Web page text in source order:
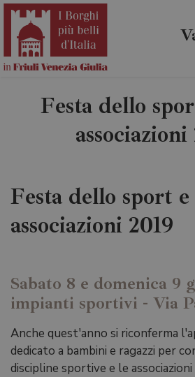
Festa dello
associazioni
Festa dello sport
associazioni 2019
Sabato 8 e domenica 9
impianti sportivi - Via
Anche quest'anno si riconferma
dedicato a bambini e ragazzi per
discipline sportive e le